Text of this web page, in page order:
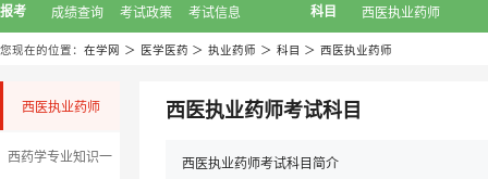
报考
成绩查询
考试政策
考试信息
科目
西医执业药师
您现在的位置： 在学网 ＞ 医学医药 ＞ 执业药师 ＞ 科目 ＞ 西医执业药师
西医执业药师
西药学专业知识一
西医执业药师考试科目
西医执业药师考试科目简介